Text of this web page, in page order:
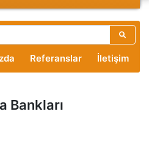
Referanslar İletişim
Bankları